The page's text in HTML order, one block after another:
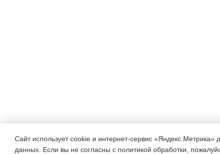
Сайт использует cookie и интернет-сервис «Яндекс Метрика»
данных. Если вы не согласны с политикой обработки,